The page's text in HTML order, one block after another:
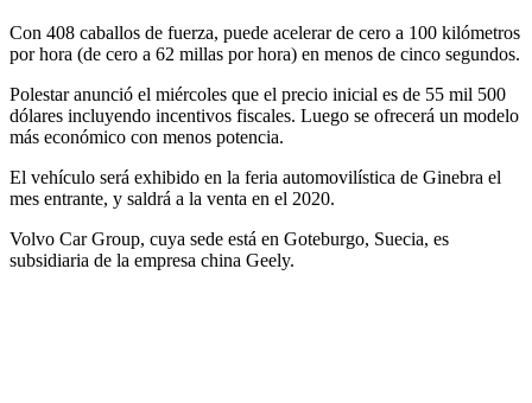
Con 408 caballos de fuerza, puede acelerar de cero a 100 kilómetros
por hora (de cero a 62 millas por hora) en menos de cinco segundos.
Polestar anunció el miércoles que el precio inicial es de 55 mil 500
dólares incluyendo incentivos fiscales. Luego se ofrecerá un modelo
más económico con menos potencia.
El vehículo será exhibido en la feria automovilística de Ginebra el
mes entrante, y saldrá a la venta en el 2020.
Volvo Car Group, cuya sede está en Goteburgo, Suecia, es
subsidiaria de la empresa china Geely.